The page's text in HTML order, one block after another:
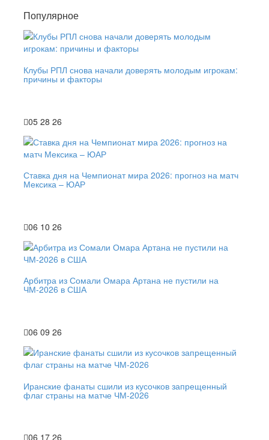
Популярное
Клубы РПЛ снова начали доверять молодым игрокам:
причины и факторы
05 28 26
Ставка дня на Чемпионат мира 2026: прогноз на матч
Мексика – ЮАР
06 10 26
Арбитра из Сомали Омара Артана не пустили на
ЧМ-2026 в США
06 09 26
Иранские фанаты сшили из кусочков запрещенный
флаг страны на матче ЧМ-2026
06 17 26